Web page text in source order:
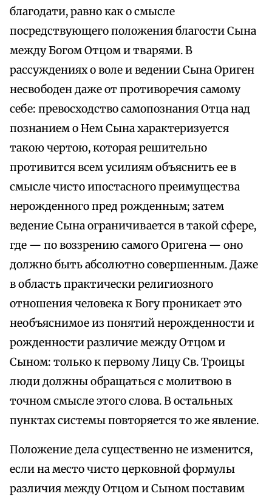
благодати, равно как о смысле
посредствующего положения благости Сына
между Богом Отцом и тварями. В
рассуждениях о воле и ведении Сына Ориген
несвободен даже от противоречия самому
себе: превосходство самопознания Отца над
познанием о Нем Сына характеризуется
такою чертою, которая решительно
противится всем усилиям объяснить ее в
смысле чисто ипостасного преимущества
нерожденного пред рожденным; затем
ведение Сына ограничивается в такой сфере,
где — по воззрению самого Оригена — оно
должно быть абсолютно совершенным. Даже
в область практически религиозного
отношения человека к Богу проникает это
необъяснимое из понятий нерожденности и
рожденности различие между Отцом и
Сыном: только к первому Лицу Св. Троицы
люди должны обращаться с молитвою в
точном смысле этого слова. В остальных
пунктах системы повторяется то же явление.
Положение дела существенно не изменится,
если на место чисто церковной формулы
различия между Отцом и Сыном поставим